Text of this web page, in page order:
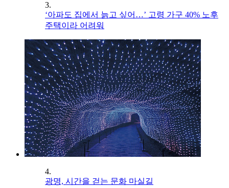
3.
‘아파도 집에서 늙고 싶어…’ 고령 가구 40% 노후
주택이라 어려워
4.
광명, 시간을 걷는 문화 마실길